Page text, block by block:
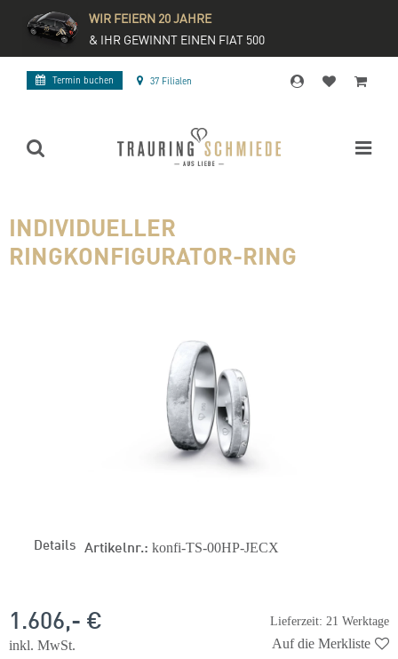
WIR FEIERN 20 JAHRE
& IHR GEWINNT EINEN FIAT 500
Termin buchen 37 Filialen
INDIVIDUELLER
RINGKONFIGURATOR-RING
Details Artikelnr.: konfi-TS-00HP-JECX
Lieferzeit: 21 Werktage
1.606,- €
inkl. MwSt.
Auf die Merkliste